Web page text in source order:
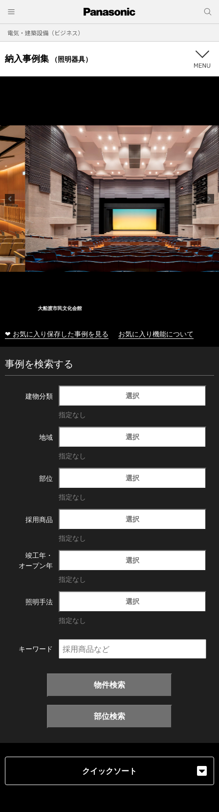
電気・建築設備（ビジネス）
納入事例集 （照明器具）
大船渡市民文化会館
❤ お気に入り保存した事例を見る お気に入り機能について
事例を検索する
建物分類 選択
指定なし
地域 選択
指定なし
部位 選択
指定なし
採用商品 選択
指定なし
竣工年・
オープン年
選択
指定なし
照明手法 選択
指定なし
キーワード
物件検索
部位検索
クイックソート